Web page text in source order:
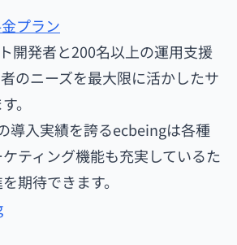
プラン
開発者と200名以上の運用支援
のニーズを最大限に活かしたサ
。
導入実績を誇るecbeingは各種
ティング機能も充実しているた
期待できます。